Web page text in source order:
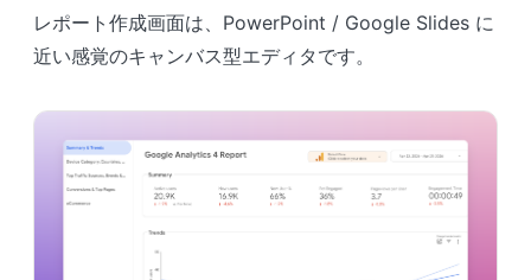
レポート作成画面は、PowerPoint / Google Slides に
近い感覚のキャンバス型エディタです。